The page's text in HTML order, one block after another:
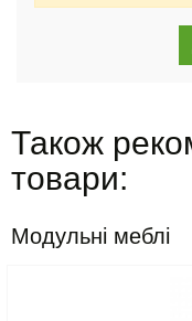
Також
товари:
Модульні меблі